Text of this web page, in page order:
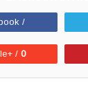
/
/ 0